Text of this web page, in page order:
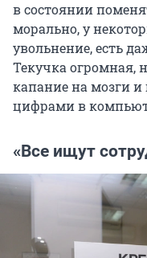
в состоянии
морально, у
увольнение, есть
Текучка огромная,
капание на мозги
цифрами в
«Все ищут